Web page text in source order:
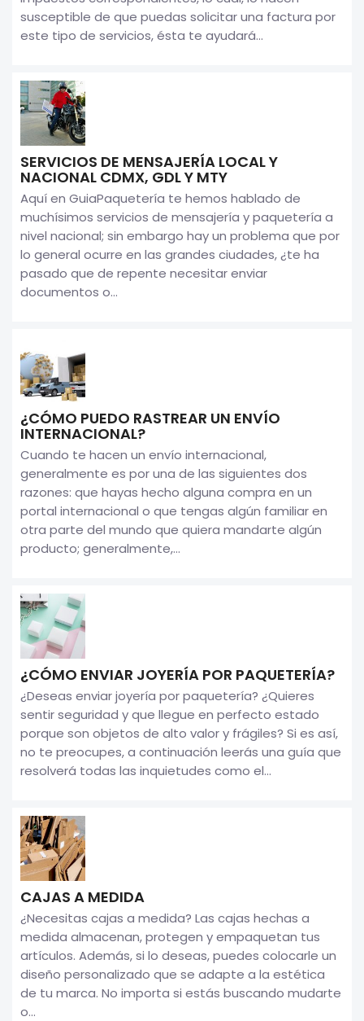
susceptible de que puedas solicitar una factura por
este tipo de servicios, ésta te ayudará...
SERVICIOS DE MENSAJERÍA LOCAL Y
NACIONAL CDMX, GDL Y MTY
Aquí en GuiaPaquetería te hemos hablado de
muchísimos servicios de mensajería y paquetería a
nivel nacional; sin embargo hay un problema que por
lo general ocurre en las grandes ciudades, ¿te ha
pasado que de repente necesitar enviar
documentos o...
¿CÓMO PUEDO RASTREAR UN ENVÍO
INTERNACIONAL?
Cuando te hacen un envío internacional,
generalmente es por una de las siguientes dos
razones: que hayas hecho alguna compra en un
portal internacional o que tengas algún familiar en
otra parte del mundo que quiera mandarte algún
producto; generalmente,...
¿CÓMO ENVIAR JOYERÍA POR PAQUETERÍA?
¿Deseas enviar joyería por paquetería? ¿Quieres
sentir seguridad y que llegue en perfecto estado
porque son objetos de alto valor y frágiles? Si es así,
no te preocupes, a continuación leerás una guía que
resolverá todas las inquietudes como el...
CAJAS A MEDIDA
¿Necesitas cajas a medida? Las cajas hechas a
medida almacenan, protegen y empaquetan tus
artículos. Además, si lo deseas, puedes colocarle un
diseño personalizado que se adapte a la estética
de tu marca. No importa si estás buscando mudarte
o...